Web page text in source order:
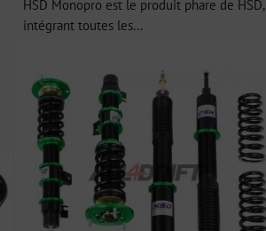
HSD Monopro est le produit phare de HSD,
intégrant toutes les...